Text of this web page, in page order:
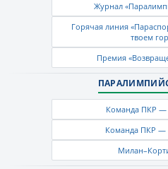
Журнал
Горячая линия
твоем
Премия
Команда ПКР —
Команда ПКР —